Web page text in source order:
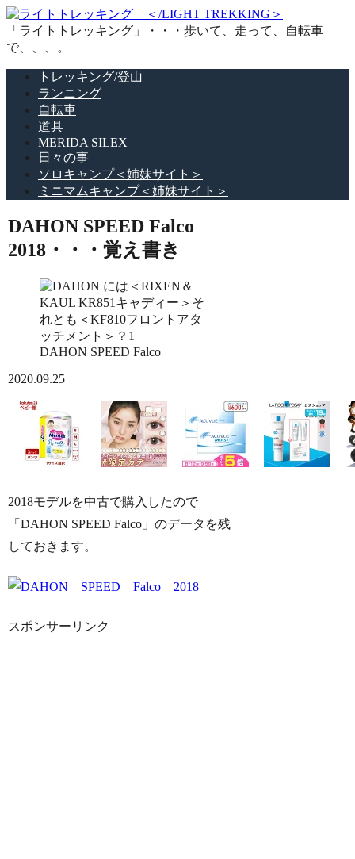
「ライトトレッキング」・・・歩いて、走って、自転車
で、、、。
トレッキング/登山
ランニング
自転車
道具
MERIDA SILEX
日々の事
ソロキャンプ＜姉妹サイト＞
ミニマムキャンプ＜姉妹サイト＞
DAHON SPEED Falco
2018・・・覚え書き
DAHON SPEED Falco
2020.09.25
2018モデルを中古で購入したので
「DAHON SPEED Falco」のデータを残
しておきます。
スポンサーリンク